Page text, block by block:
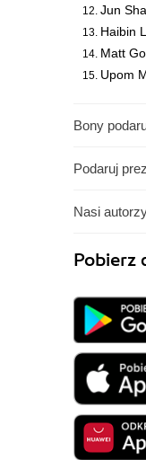
Jun
Haibin
Matt
Upom
Bony
Podaruj
Nasi
Pobierz